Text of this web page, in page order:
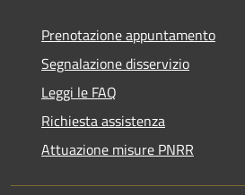
Prenotazione appuntamento
Segnalazione disservizio
Leggi le FAQ
Richiesta assistenza
Attuazione misure PNRR